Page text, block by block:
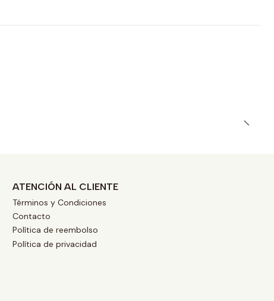
ATENCIÓN AL CLIENTE
Términos y Condiciones
Contacto
Política de reembolso
Política de privacidad